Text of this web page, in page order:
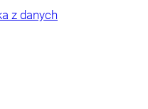
z danych